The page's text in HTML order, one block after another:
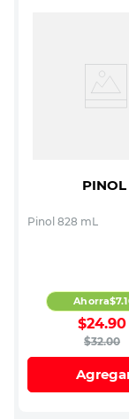
PINOL
Pinol 828 mL
$32.00
$24.90
Ahorra$7.